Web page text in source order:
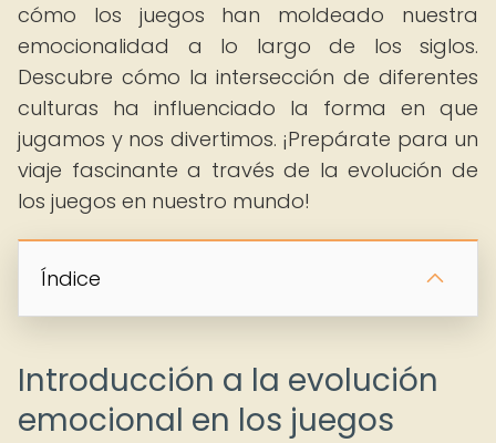
cómo los juegos han moldeado nuestra
emocionalidad a lo largo de los siglos.
Descubre cómo la intersección de diferentes
culturas ha influenciado la forma en que
jugamos y nos divertimos. ¡Prepárate para un
viaje fascinante a través de la evolución de
los juegos en nuestro mundo!
Índice
Introducción a la evolución
emocional en los juegos